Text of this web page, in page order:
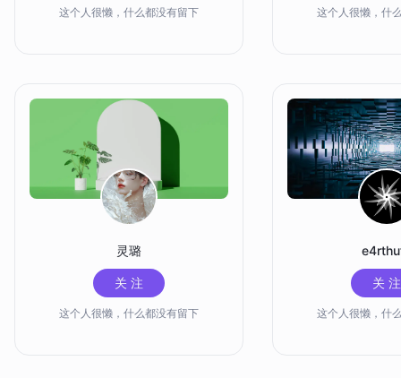
这个人很懒，什么都没有留下 这个人很懒，什
灵璐
关 注
这个人很懒，什么都没有留下
关 注
这个人很懒，什